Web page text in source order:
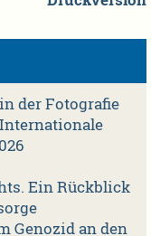
der Fotografie
Ein Rückblick
Genozid an den